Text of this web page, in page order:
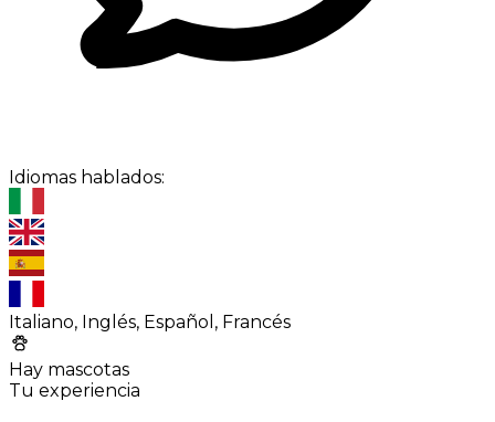
Idiomas hablados:
Italiano, Inglés, Español, Francés
Hay mascotas
Tu experiencia